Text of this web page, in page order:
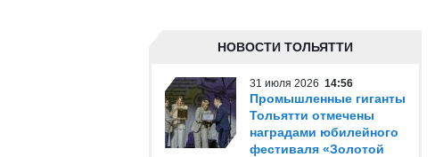
НОВОСТИ ТОЛЬЯТТИ
31 июля 2026 14:56
Промышленные гиганты
Тольятти отмечены
наградами юбилейного
фестиваля «Золотой